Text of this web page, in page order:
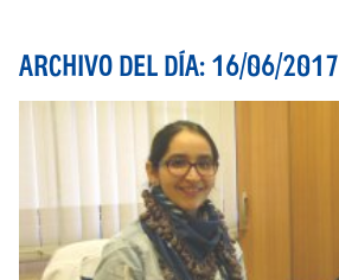
ARCHIVO DEL DÍA: 16/06/2017